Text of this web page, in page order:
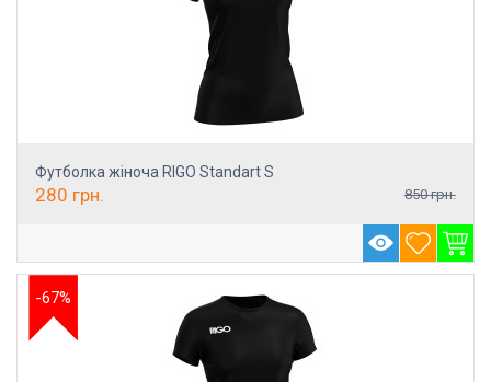
Футболка жіноча RIGO Standart S
280 грн. 850 грн.
-67%